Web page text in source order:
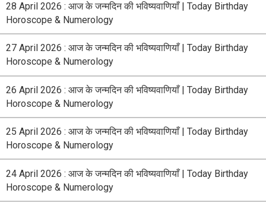
28 April 2026 : आज के जन्मदिन की भविष्यवाणियाँ | Today Birthday
Horoscope & Numerology
27 April 2026 : आज के जन्मदिन की भविष्यवाणियाँ | Today Birthday
Horoscope & Numerology
26 April 2026 : आज के जन्मदिन की भविष्यवाणियाँ | Today Birthday
Horoscope & Numerology
25 April 2026 : आज के जन्मदिन की भविष्यवाणियाँ | Today Birthday
Horoscope & Numerology
24 April 2026 : आज के जन्मदिन की भविष्यवाणियाँ | Today Birthday
Horoscope & Numerology